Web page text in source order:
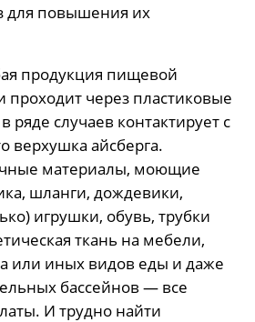
для повышения их
продукция пищевой
через пластиковые
ряде случаев контактирует с
верхушка айсберга.
материалы, моющие
шланги, дождевики,
игрушки, обувь, трубки
ткань на мебели,
или иных видов еды и даже
бассейнов — все
И трудно найти